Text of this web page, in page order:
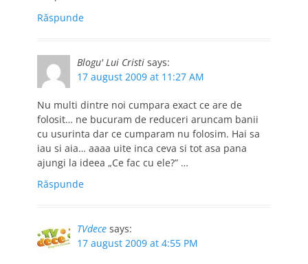
Răspunde
Blogu' Lui Cristi says:
17 august 2009 at 11:27 AM
Nu multi dintre noi cumpara exact ce are de
folosit… ne bucuram de reduceri aruncam banii
cu usurinta dar ce cumparam nu folosim. Hai sa
iau si aia… aaaa uite inca ceva si tot asa pana
ajungi la ideea „Ce fac cu ele?” …
Răspunde
TVdece says:
17 august 2009 at 4:55 PM